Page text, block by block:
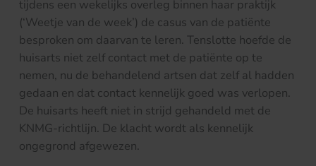
tijdens een wekelijks overleg binnen haar praktijk
(‘Weetje van de week’) de casus van de patiënte
besproken om daarvan te leren. Tenslotte hoefde de
huisarts niet zelf contact met de patiënte op te
nemen, nu de behandelend artsen dat zelf al hadden
gedaan en dat contact kennelijk goed was verlopen.
De huisarts heeft niet in strijd gehandeld met de
KNMG-richtlijn. De klacht wordt als kennelijk
ongegrond afgewezen.